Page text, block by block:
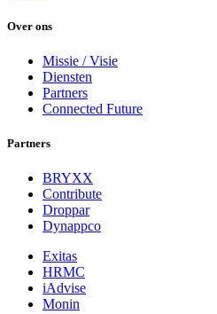
Over ons
Missie / Visie
Diensten
Partners
Connected Future
Partners
BRYXX
Contribute
Droppar
Dynappco
Exitas
HRMC
iAdvise
Monin